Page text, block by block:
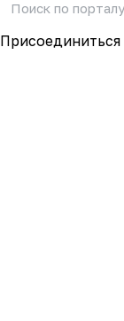
Присоединиться